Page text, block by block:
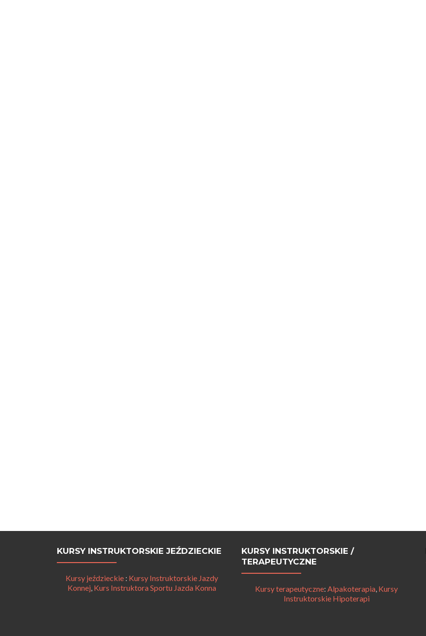
KURSY INSTRUKTORSKIE JEŹDZIECKIE
Kursy jeździeckie : Kursy Instruktorskie Jazdy
Konnej, Kurs Instruktora Sportu Jazda Konna
KURSY INSTRUKTORSKIE /
TERAPEUTYCZNE
Kursy terapeutyczne: Alpakoterapia, Kursy
Instruktorskie Hipoterapi